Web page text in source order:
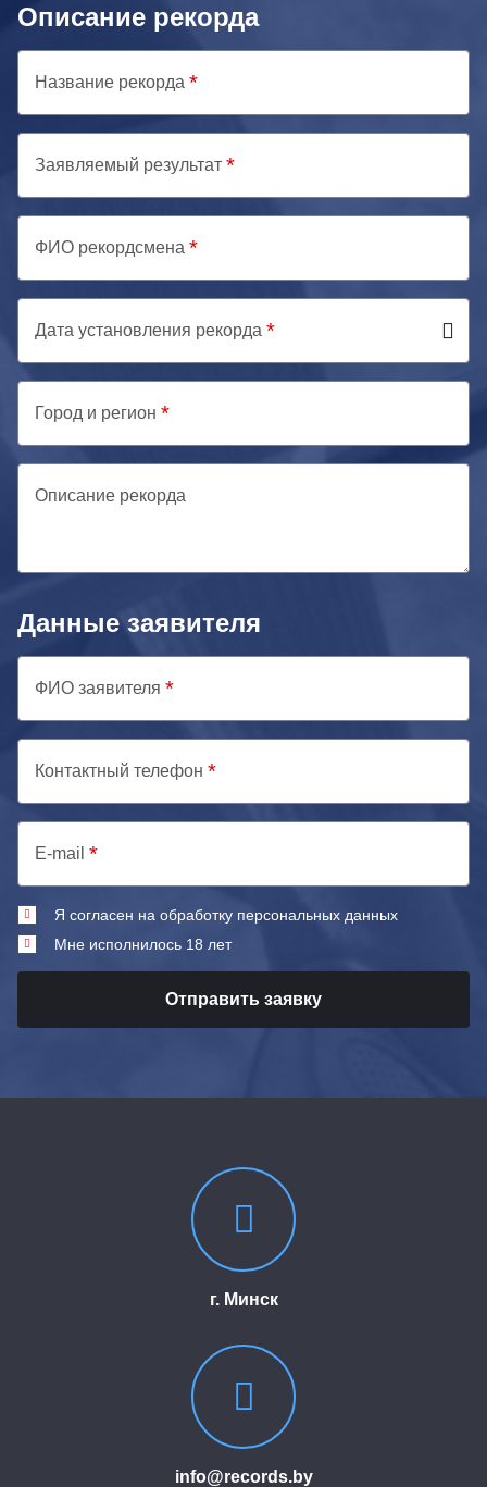
Описание рекорда
Название рекорда
Заявляемый результат
ФИО рекордсмена
Дата установления рекорда
Город и регион
Описание рекорда
Данные заявителя
ФИО заявителя
Контактный телефон
E-mail
Я согласен на обработку персональных данных
Мне исполнилось 18 лет
Отправить заявку
г. Минск
info@records.by